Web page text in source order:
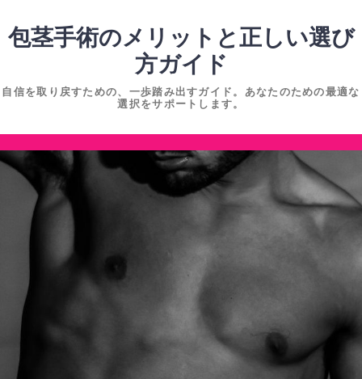
ン
ツ
キ
包茎手術のメリットと正しい選び
方ガイド
自信を取り戻すための、一歩踏み出すガイド。あなたのための最適な
選択をサポートします。
コ
ン